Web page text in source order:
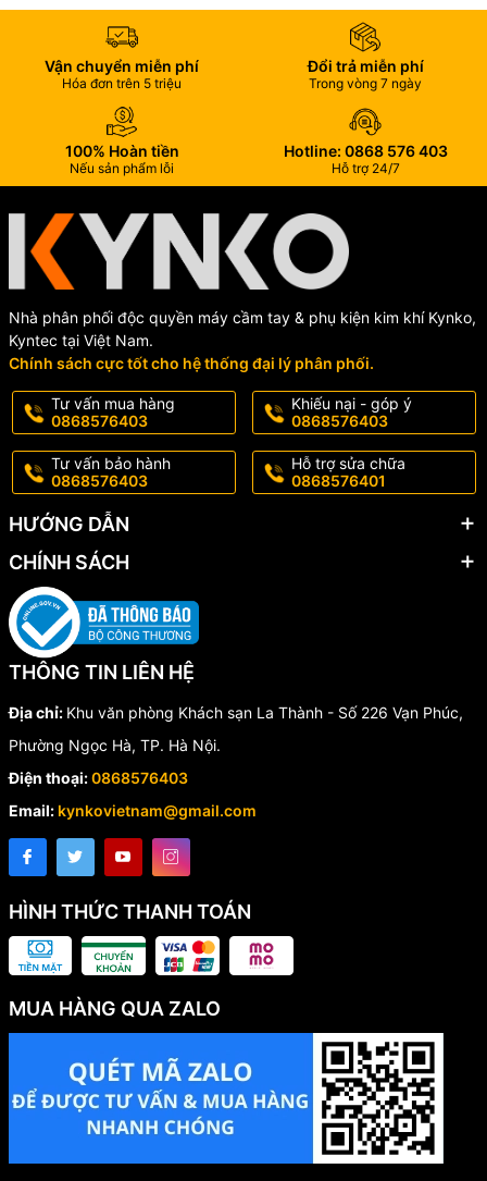
Vận chuyển miễn phí
Hóa đơn trên 5 triệu
Đổi trả miễn phí
Trong vòng 7 ngày
100% Hoàn tiền
Nếu sản phẩm lỗi
Hotline: 0868 576 403
Hỗ trợ 24/7
Nhà phân phối độc quyền máy cầm tay & phụ kiện kim khí Kynko,
Kyntec tại Việt Nam.
Chính sách cực tốt cho hệ thống đại lý phân phối.
Tư vấn mua hàng
0868576403
Khiếu nại - góp ý
0868576403
Tư vấn bảo hành
0868576403
Hỗ trợ sửa chữa
0868576401
HƯỚNG DẪN
CHÍNH SÁCH
THÔNG TIN LIÊN HỆ
Địa chỉ: Khu văn phòng Khách sạn La Thành - Số 226 Vạn Phúc,
Phường Ngọc Hà, TP. Hà Nội.
Điện thoại:0868576403
Email: kynkovietnam@gmail.com
HÌNH THỨC THANH TOÁN
MUA HÀNG QUA ZALO